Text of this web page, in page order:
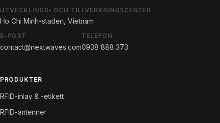
UTVECKLINGS- OCH TILLVERKNINGSCENTER
Ho Chi Minh-staden, Vietnam
E-POST
contact@nextwaves.com
TELEFON
0938 888 373
PRODUKTER
RFID-inlay & -etikett
RFID-antenner